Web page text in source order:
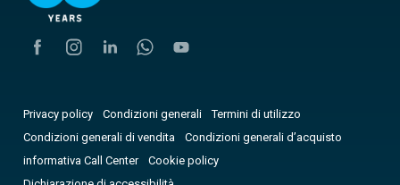
Privacy policy Condizioni generali
Termini di utilizzo
Condizioni generali di vendita
Condizioni generali d’acquisto
informativa Call Center
Cookie policy